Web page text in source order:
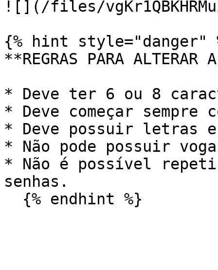
![](/files/
{% hint style="danger"
**REGRAS PARA ALTERAR
* Deve ter 6 ou 8
* Deve começar sempre
* Deve possuir letras e
* Não pode possuir
* Não é possível
senhas.